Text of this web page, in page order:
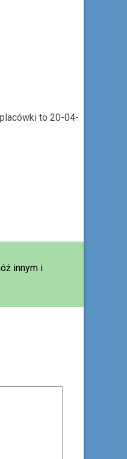
to 20-04-
innym i